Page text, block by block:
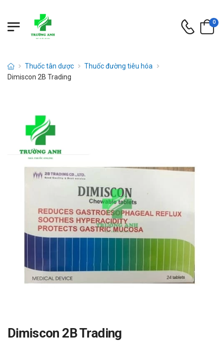
0
Thuốc tân dược
Thuốc đường tiêu hóa
Dimiscon 2B Trading
Dimiscon 2B Trading